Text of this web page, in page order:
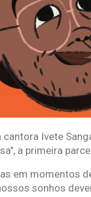
Ivete
a primeira
em momentos
sonhos